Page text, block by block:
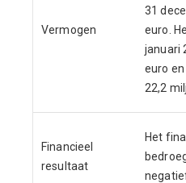
Vermogen
31
euro.
januari
euro
22,2
Financieel
resultaat
Het
negatief